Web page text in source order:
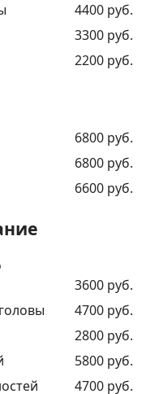
4400 руб.
3300 руб.
2200 руб.
6800 руб.
6800 руб.
6600 руб.
3600 руб.
4700 руб.
2800 руб.
5800 руб.
4700 руб.